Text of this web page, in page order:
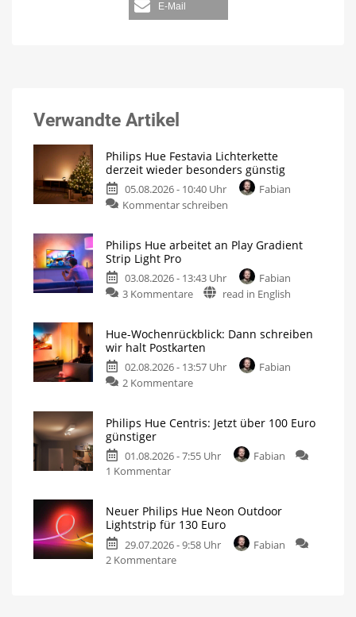
E-Mail
Verwandte Artikel
Philips Hue Festavia Lichterkette
derzeit wieder besonders günstig
05.08.2026 - 10:40 Uhr
Fabian
Kommentar schreiben
Philips Hue arbeitet an Play Gradient
Strip Light Pro
03.08.2026 - 13:43 Uhr
Fabian
3 Kommentare
read in English
Hue-Wochenrückblick: Dann schreiben
wir halt Postkarten
02.08.2026 - 13:57 Uhr
Fabian
2 Kommentare
Philips Hue Centris: Jetzt über 100 Euro
günstiger
01.08.2026 - 7:55 Uhr
Fabian
1 Kommentar
Neuer Philips Hue Neon Outdoor
Lightstrip für 130 Euro
29.07.2026 - 9:58 Uhr
Fabian
2 Kommentare